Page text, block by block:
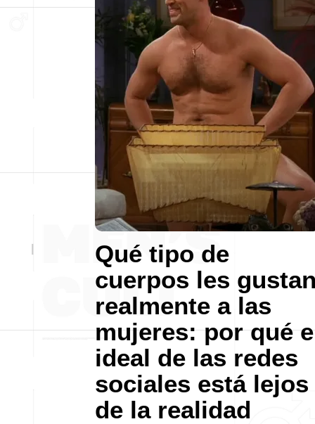
Qué tipo de
cuerpos les
realmente a las
mujeres: por qué
ideal de las redes
sociales está lejos
de la realidad